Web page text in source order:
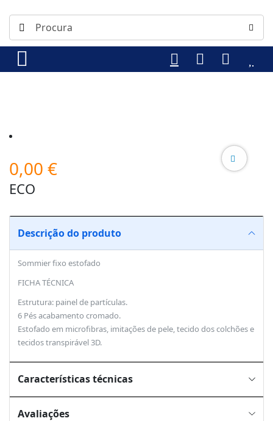
0,00 €
ECO
Descrição do produto
Sommier fixo estofado
FICHA TÉCNICA
Estrutura: painel de partículas.
6 Pés acabamento cromado.
Estofado em microfibras, imitações de pele, tecido dos colchões e
tecidos transpirável 3D.
Características técnicas
Avaliações